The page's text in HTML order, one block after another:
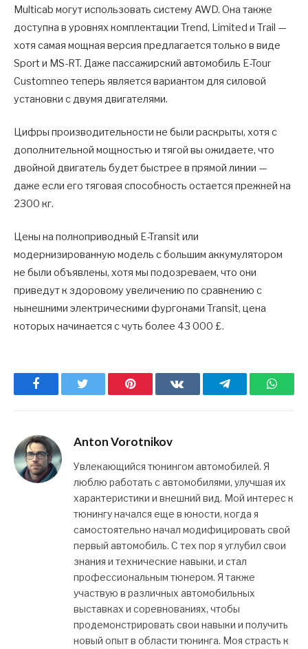
Multicab могут использовать систему AWD. Она также
доступна в уровнях комплектации Trend, Limited и Trail —
хотя самая мощная версия предлагается только в виде
Sport и MS-RT. Даже пассажирский автомобиль E-Tour
Customneo теперь является вариантом для силовой
установки с двумя двигателями.
Цифры производительности не были раскрыты, хотя с
дополнительной мощностью и тягой вы ожидаете, что
двойной двигатель будет быстрее в прямой линии —
даже если его тяговая способность остается прежней на
2300 кг.
Цены на полноприводный E-Transit или
модернизированную модель с большим аккумулятором
не были объявлены, хотя мы подозреваем, что они
приведут к здоровому увеличению по сравнению с
нынешними электрическими фургонами Transit, цена
которых начинается с чуть более 43 000 £.
Facebook Pinterest ВКонтактеTelegram
Anton Vorotnikov
Увлекающийся тюнингом автомобилей. Я
люблю работать с автомобилями, улучшая их
характеристики и внешний вид. Мой интерес к
тюнингу начался еще в юности, когда я
самостоятельно начал модифицировать свой
первый автомобиль. С тех пор я углубил свои
знания и технические навыки, и стал
профессиональным тюнером. Я также
участвую в различных автомобильных
выставках и соревнованиях, чтобы
продемонстрировать свои навыки и получить
новый опыт в области тюнинга. Моя страсть к